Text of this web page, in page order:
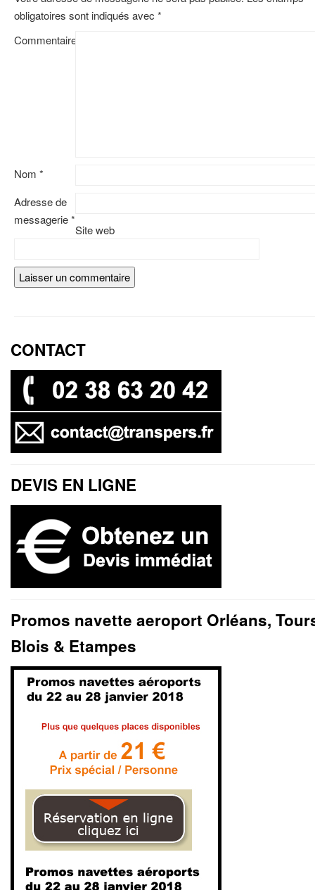
obligatoires sont indiqués avec *
Commentaire
Nom *
Adresse de
messagerie*
Site web
CONTACT
DEVIS EN LIGNE
Promos navette aeroport Orléans,
Blois & Etampes